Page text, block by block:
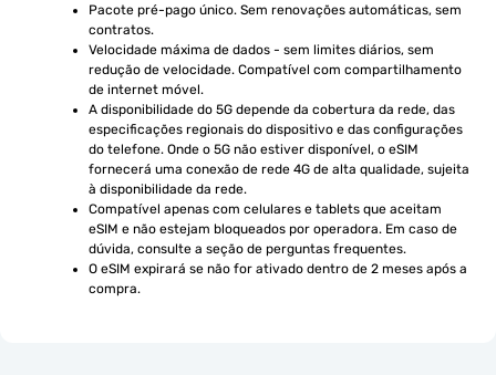
Pacote pré-pago único. Sem renovações automáticas, sem
contratos.
Velocidade máxima de dados - sem limites diários, sem
redução de velocidade. Compatível com compartilhamento
de internet móvel.
A disponibilidade do 5G depende da cobertura da rede, das
especificações regionais do dispositivo e das configurações
do telefone. Onde o 5G não estiver disponível, o eSIM
fornecerá uma conexão de rede 4G de alta qualidade, sujeita
à disponibilidade da rede.
Compatível apenas com celulares e tablets que aceitam
eSIM e não estejam bloqueados por operadora. Em caso de
dúvida, consulte a seção de perguntas frequentes.
O eSIM expirará se não for ativado dentro de 2 meses após a
compra.